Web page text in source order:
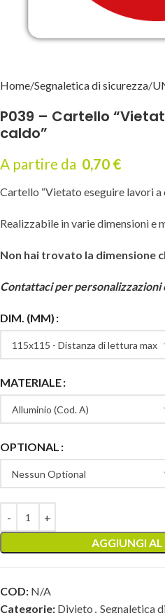
Home Segnaletica di sicurezza
P039 – Cartello
caldo”
A partire da 0,70 €
Cartello “Vietato eseguire lavori a
Realizzabile in varie dimensioni e
Non hai trovato la dimensione
Contattaci per
DIM. (MM)
MATERIALE
OPTIONAL
AGGIUNGI AL
COD: N/A
Categorie: Divieto , Segnaletica